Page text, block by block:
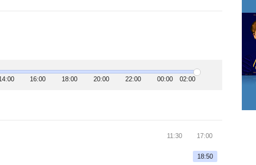
16:00 18:00 20:00 22:00 00:00 02:00
11:30 17:00
18:50